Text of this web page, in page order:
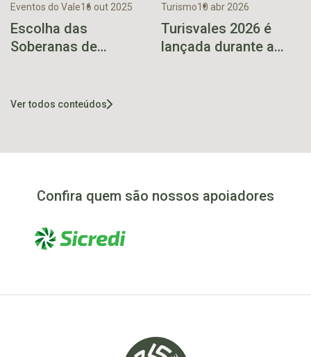
Eventos do Vale16 out 2025
Escolha das
Soberanas de
Turismo10 abr 2026
Turisvales 2026 é
lançada durante a
Ver todos conteúdos
Confira quem são nossos apoiadores